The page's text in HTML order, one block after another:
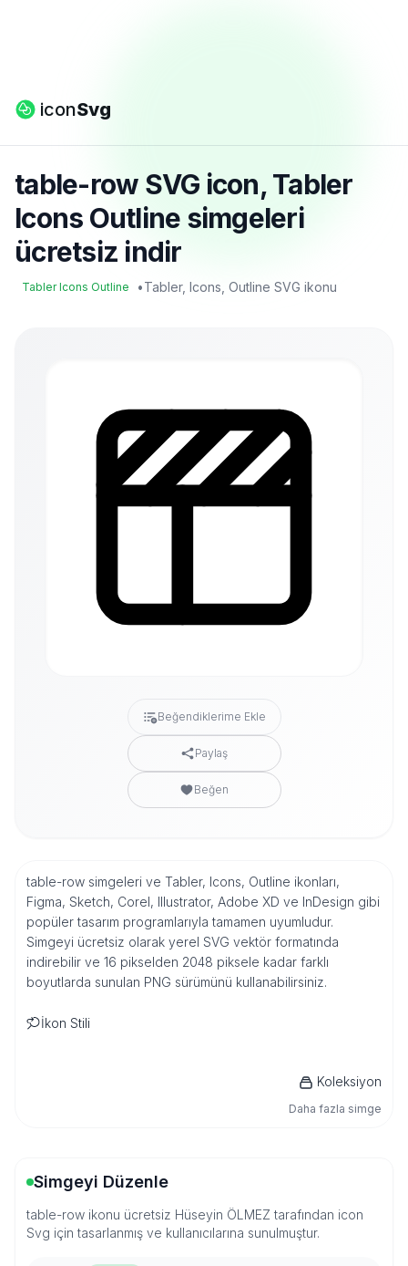
iconSvg
table-row SVG icon, Tabler
Icons Outline simgeleri
ücretsiz indir
Tabler Icons Outline •Tabler, Icons, Outline SVG ikonu
Beğendiklerime Ekle
Paylaş
Beğen
table-row simgeleri ve Tabler, Icons, Outline ikonları,
Figma, Sketch, Corel, Illustrator, Adobe XD ve InDesign gibi
popüler tasarım programlarıyla tamamen uyumludur.
Simgeyi ücretsiz olarak yerel SVG vektör formatında
indirebilir ve 16 pikselden 2048 piksele kadar farklı
boyutlarda sunulan PNG sürümünü kullanabilirsiniz.
İkon Stili
Koleksiyon
Daha fazla simge
Simgeyi Düzenle
table-row ikonu ücretsiz Hüseyin ÖLMEZ tarafından icon
Svg için tasarlanmış ve kullanıcılarına sunulmuştur.